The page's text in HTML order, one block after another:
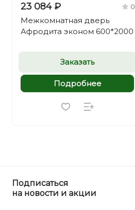
23 084 ₽ 0
Межкомнатная дверь
Афродита эконом 600*2000
Заказать
Подробнее
Подписаться
на новости и акции